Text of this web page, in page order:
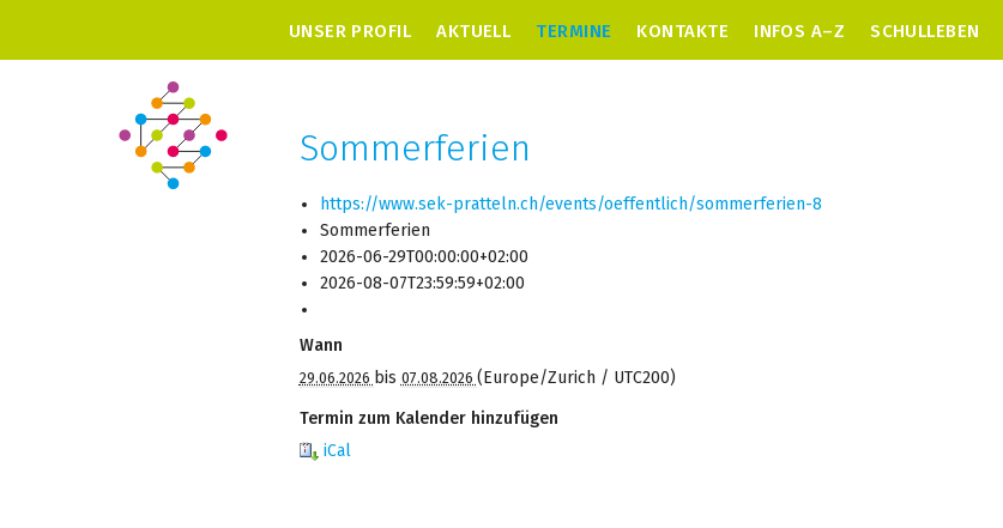
UNSER PROFIL AKTUELL TERMINE KONTAKTE INFOS A–Z SCHULLEBEN
Sommerferien
https://www.sek-pratteln.ch/events/oeffentlich/sommerferien-8
Sommerferien
2026-06-29T00:00:00+02:00
2026-08-07T23:59:59+02:00
Wann
29.06.2026 bis 07.08.2026 (Europe/Zurich / UTC200)
Termin zum Kalender hinzufügen
iCal